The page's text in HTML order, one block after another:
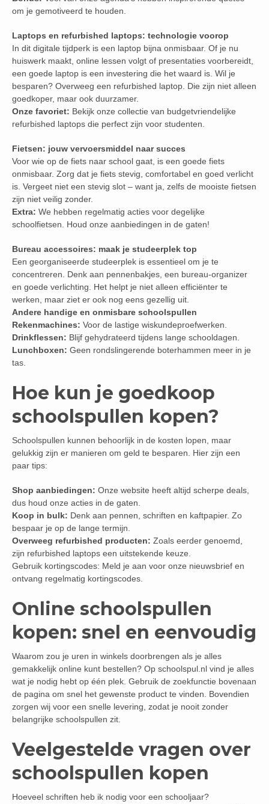
om je gemotiveerd te houden.
Laptops en refurbished laptops: technologie voorop
In dit digitale tijdperk is een laptop bijna onmisbaar. Of je nu
huiswerk maakt, online lessen volgt of presentaties voorbereidt,
een goede laptop is een investering die het waard is. Wil je
besparen? Overweeg een refurbished laptop. Die zijn niet alleen
goedkoper, maar ook duurzamer.
Onze favoriet: Bekijk onze collectie van budgetvriendelijke
refurbished laptops die perfect zijn voor studenten.
Fietsen: jouw vervoersmiddel naar succes
Voor wie op de fiets naar school gaat, is een goede fiets
onmisbaar. Zorg dat je fiets stevig, comfortabel en goed verlicht
is. Vergeet niet een stevig slot – want ja, zelfs de mooiste fietsen
zijn niet veilig zonder.
Extra: We hebben regelmatig acties voor degelijke
schoolfietsen. Houd onze aanbiedingen in de gaten!
Bureau accessoires: maak je studeerplek top
Een georganiseerde studeerplek is essentieel om je te
concentreren. Denk aan pennenbakjes, een bureau-organizer
en goede verlichting. Het helpt je niet alleen efficiënter te
werken, maar ziet er ook nog eens gezellig uit.
Andere handige en onmisbare schoolspullen
Rekenmachines: Voor de lastige wiskundeproefwerken.
Drinkflessen: Blijf gehydrateerd tijdens lange schooldagen.
Lunchboxen: Geen rondslingerende boterhammen meer in je
tas.
Hoe kun je goedkoop
schoolspullen kopen?
Schoolspullen kunnen behoorlijk in de kosten lopen, maar
gelukkig zijn er manieren om geld te besparen. Hier zijn een
paar tips:
Shop aanbiedingen: Onze website heeft altijd scherpe deals,
dus houd onze acties in de gaten.
Koop in bulk: Denk aan pennen, schriften en kaftpapier. Zo
bespaar je op de lange termijn.
Overweeg refurbished producten: Zoals eerder genoemd,
zijn refurbished laptops een uitstekende keuze.
Gebruik kortingscodes: Meld je aan voor onze nieuwsbrief en
ontvang regelmatig kortingscodes.
Online schoolspullen
kopen: snel en eenvoudig
Waarom zou je uren in winkels doorbrengen als je alles
gemakkelijk online kunt bestellen? Op schoolspul.nl vind je alles
wat je nodig hebt op één plek. Gebruik de zoekfunctie bovenaan
de pagina om snel het gewenste product te vinden. Bovendien
zorgen wij voor een snelle levering, zodat je nooit zonder
belangrijke schoolspullen zit.
Veelgestelde vragen over
schoolspullen kopen
Hoeveel schriften heb ik nodig voor een schooljaar?